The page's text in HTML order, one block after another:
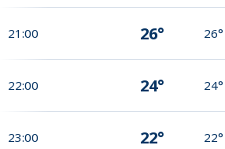
21:00 26° 26°
22:00 24° 24°
23:00 22° 22°